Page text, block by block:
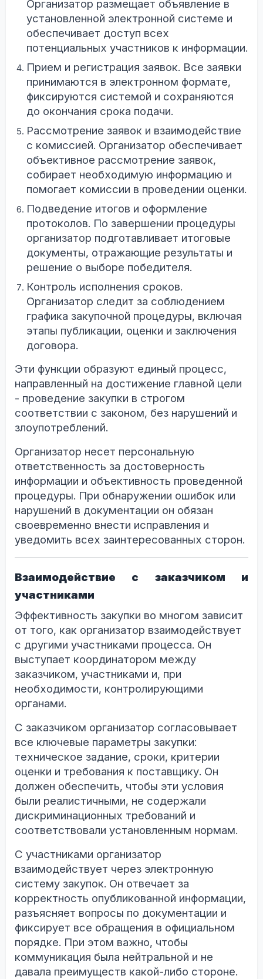
Организатор размещает объявление в
установленной электронной системе и
обеспечивает доступ всех
потенциальных участников к информации.
Прием и регистрация заявок. Все заявки
принимаются в электронном формате,
фиксируются системой и сохраняются
до окончания срока подачи.
Рассмотрение заявок и взаимодействие
с комиссией. Организатор обеспечивает
объективное рассмотрение заявок,
собирает необходимую информацию и
помогает комиссии в проведении оценки.
Подведение итогов и оформление
протоколов. По завершении процедуры
организатор подготавливает итоговые
документы, отражающие результаты и
решение о выборе победителя.
Контроль исполнения сроков.
Организатор следит за соблюдением
графика закупочной процедуры, включая
этапы публикации, оценки и заключения
договора.
Эти функции образуют единый процесс,
направленный на достижение главной цели
- проведение закупки в строгом
соответствии с законом, без нарушений и
злоупотреблений.
Организатор несет персональную
ответственность за достоверность
информации и объективность проведенной
процедуры. При обнаружении ошибок или
нарушений в документации он обязан
своевременно внести исправления и
уведомить всех заинтересованных сторон.
Взаимодействие с заказчиком и
участниками
Эффективность закупки во многом зависит
от того, как организатор взаимодействует
с другими участниками процесса. Он
выступает координатором между
заказчиком, участниками и, при
необходимости, контролирующими
органами.
С заказчиком организатор согласовывает
все ключевые параметры закупки:
техническое задание, сроки, критерии
оценки и требования к поставщику. Он
должен обеспечить, чтобы эти условия
были реалистичными, не содержали
дискриминационных требований и
соответствовали установленным нормам.
С участниками организатор
взаимодействует через электронную
систему закупок. Он отвечает за
корректность опубликованной информации,
разъясняет вопросы по документации и
фиксирует все обращения в официальном
порядке. При этом важно, чтобы
коммуникация была нейтральной и не
давала преимуществ какой-либо стороне.